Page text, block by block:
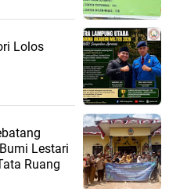
Lolos
Lestari
Ruang